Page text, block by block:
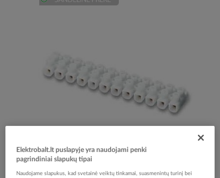
Skip
Reali prekė gali skirtis nuo pavaizduotos nuotraukoje
Elektrobalt.lt puslapyje yra naudojami penki
pagrindiniai slapukų tipai
Naudojame slapukus, kad svetainė veiktų tinkamai, suasmenintų turinį bei